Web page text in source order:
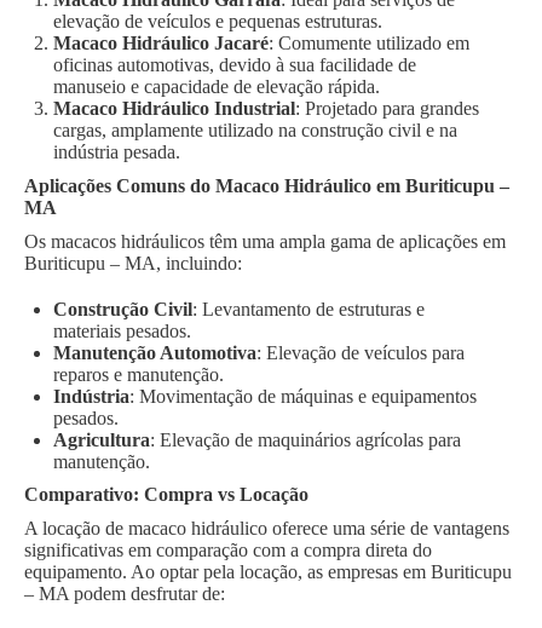
elevação de veículos e pequenas estruturas.
Macaco Hidráulico Jacaré: Comumente utilizado em
oficinas automotivas, devido à sua facilidade de
manuseio e capacidade de elevação rápida.
Macaco Hidráulico Industrial: Projetado para grandes
cargas, amplamente utilizado na construção civil e na
indústria pesada.
Aplicações Comuns do Macaco Hidráulico em Buriticupu –
MA
Os macacos hidráulicos têm uma ampla gama de aplicações em
Buriticupu – MA, incluindo:
Construção Civil: Levantamento de estruturas e
materiais pesados.
Manutenção Automotiva: Elevação de veículos para
reparos e manutenção.
Indústria: Movimentação de máquinas e equipamentos
pesados.
Agricultura: Elevação de maquinários agrícolas para
manutenção.
Comparativo: Compra vs Locação
A locação de macaco hidráulico oferece uma série de vantagens
significativas em comparação com a compra direta do
equipamento. Ao optar pela locação, as empresas em Buriticupu
– MA podem desfrutar de: